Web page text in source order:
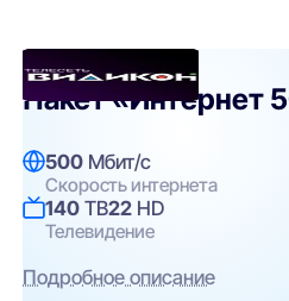
Видикон
Пакет «Интернет
500 Мбит/с
Скорость интернета
140 ТВ22 HD
Телевидение
Подробное описание